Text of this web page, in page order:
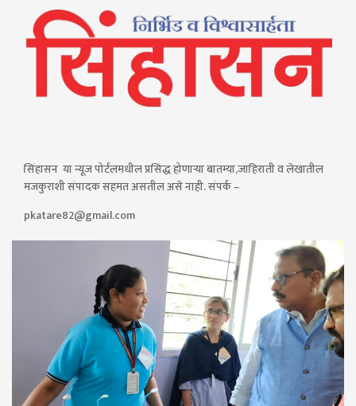
सिंहासन या न्यूज पोर्टलमधील प्रसिद्ध होणाऱ्या बातम्या,जाहिराती व लेखातील
मजकुराशी संपादक सहमत असतील असे नाही. संपर्क –
pkatare82@gmail.com